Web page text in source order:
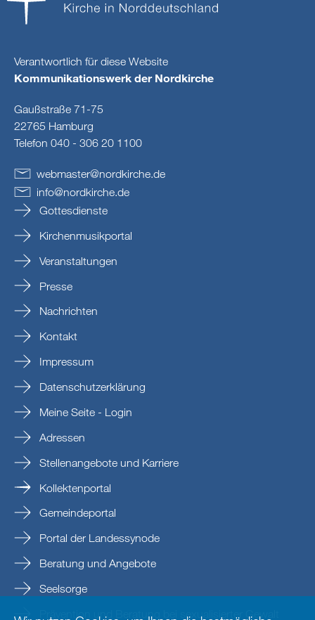
Verantwortlich für diese Website
Kommunikationswerk der Nordkirche
Gaußstraße 71-75
22765 Hamburg
Telefon 040 - 306 20 1100
webmaster@nordkirche.de
info@nordkirche.de
Gottesdienste
Kirchenmusikportal
Veranstaltungen
Presse
Nachrichten
Kontakt
Impressum
Datenschutzerklärung
Meine Seite - Login
Adressen
Stellenangebote und Karriere
Kollektenportal
Gemeindeportal
Portal der Landessynode
Beratung und Angebote
Seelsorge
Prävention und Beratung bei sexualisierter Gewalt